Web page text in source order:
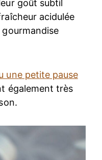
goût subtil
acidulée
une petite pause
également très